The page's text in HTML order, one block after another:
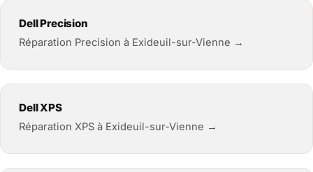
Dell Precision
Réparation Precision à Exideuil-sur-Vienne →
Dell XPS
Réparation XPS à Exideuil-sur-Vienne →